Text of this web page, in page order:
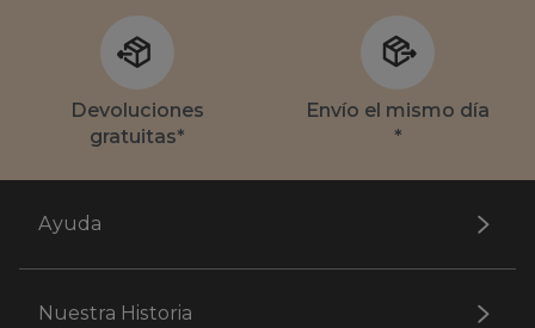
Devoluciones
gratuitas*
Envío el mismo día
*
Ayuda
Nuestra Historia